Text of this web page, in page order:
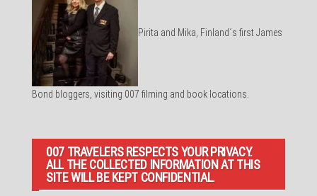
Pirita and Mika, Finland´s first James
Bond bloggers, visiting 007 filming and book locations.
007 TRAVELERS RESPECTS YOUR PRIVACY.
ALL THE COLLECTED INFORMATION AT THIS
SITE WILL BE KEPT CONFIDENTIAL.